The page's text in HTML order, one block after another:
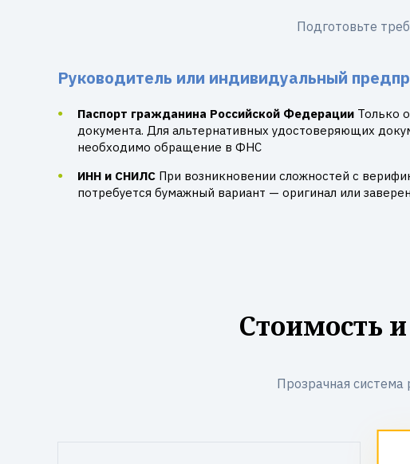
Подготовьте
Руководитель или индивидуальный
Паспорт гражданина Российской Федерации Только
документа. Для альтернативных удостоверяющих
необходимо обращение в ФНС
ИНН и СНИЛС При возникновении сложностей с
потребуется бумажный вариант — оригинал или
Стоимость
Прозрачная система